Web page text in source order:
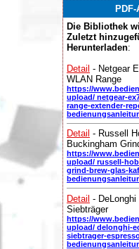
Die Bibliothek
Zuletzt
Herunterladen:
Detail - Netgear
WLAN Range
https://
upload/ netgear-
range-extender-
Detail - Russell
Buckingham
https://
upload/ russell-
grind-brew-glas-
Detail -
Siebträger
https://
upload/ delonghi-
siebtrager-